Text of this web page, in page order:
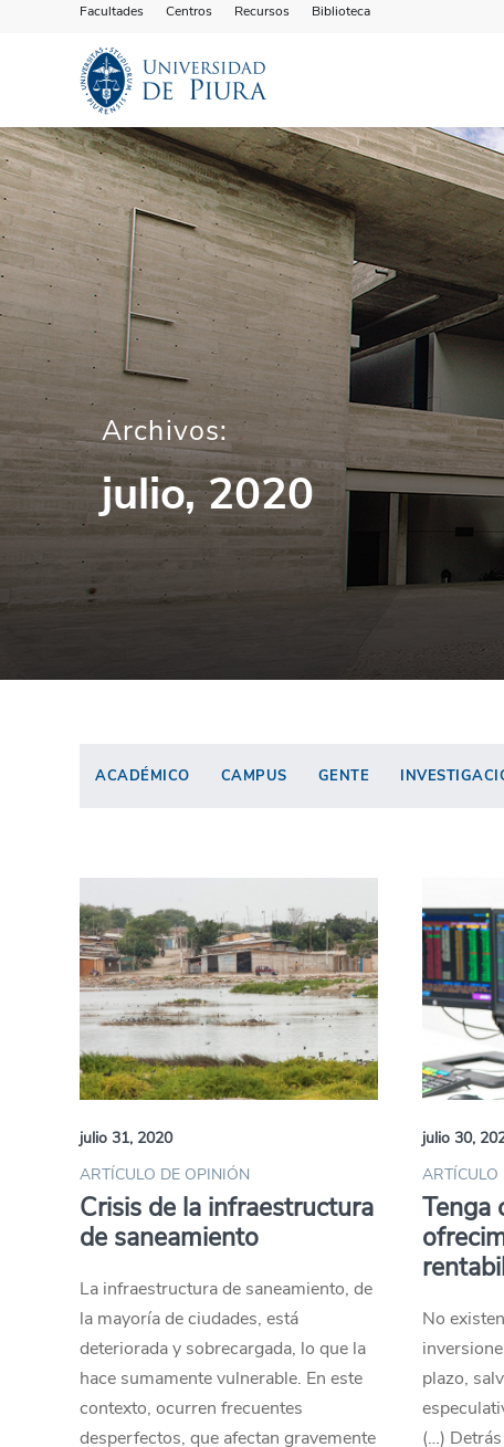
Facultades Centros Recursos Biblioteca
Archivos:
julio, 2020
ACADÉMICO CAMPUS GENTE
julio 31, 2020
ARTÍCULO DE OPINIÓN
Crisis de la infraestructura
de saneamiento
La infraestructura de saneamiento, de
la mayoría de ciudades, está
deteriorada y sobrecargada, lo que la
hace sumamente vulnerable. En este
contexto, ocurren frecuentes
desperfectos, que afectan gravemente
julio 30,
ARTÍCULO
Tenga
No
plazo,
(…)